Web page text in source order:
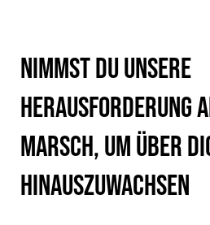
Nimmst du unsere
Herausforderung
Marsch, um über
hinauszuwachsen